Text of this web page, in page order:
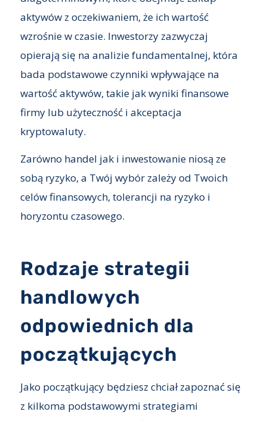
aktywów z oczekiwaniem, że ich wartość
wzrośnie w czasie. Inwestorzy zazwyczaj
opierają się na analizie fundamentalnej, która
bada podstawowe czynniki wpływające na
wartość aktywów, takie jak wyniki finansowe
firmy lub użyteczność i akceptacja
kryptowaluty.
Zarówno handel jak i inwestowanie niosą ze
sobą ryzyko, a Twój wybór zależy od Twoich
celów finansowych, tolerancji na ryzyko i
horyzontu czasowego.
Rodzaje strategii
handlowych
odpowiednich dla
początkujących
Jako początkujący będziesz chciał zapoznać się
z kilkoma podstawowymi strategiami